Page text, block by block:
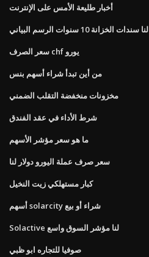
أخبار طليعة الأمس على الإنترنت
لنا سندات الخزانة 10 سنوات الرسم البياني
سعر الصرف chf يورو
من أين تبدأ شراء أسهم بنس
مخزونات منخفضة التقلب الضمني
شرط الأداء في عقد الفندق
ما هو سعر مؤشر الأسهم
سعر صرف عملة اليورو دولار لنا
كبار مستهلكي زيت النخيل
أسهم solarcity شراء أو بيع
Solactive لنا مؤشر السوق واسع
صوفيا للتجاره ابو ظبي